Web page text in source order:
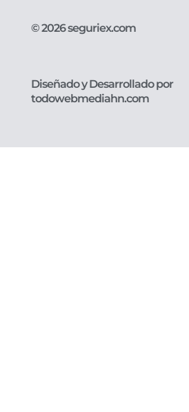
© 2026 seguriex.com
Diseñado y Desarrollado por
todowebmediahn.com